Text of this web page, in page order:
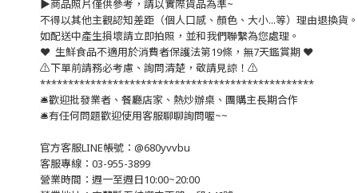
▶️商品照片僅供參考，請以實際貨品為準~
不得以其他主觀認知差距（個人口感、顏色、大小...等）理由退換貨。
如配送中產生損壞請立即拍照，並和我們聯繫為您處理。
❤️ 生鮮食品不適用於消費者保護法第19條，無7天鑑賞期 ❤️
⚠️下單前請務必考慮、詢問清楚，敬請見諒！⚠️
*************************************************
🛎歡迎批發業者、餐廳店家、熱炒辦桌、團購主長期合作
🛎有任何問題歡迎使用客服聊聊詢問喔~~
官方客服LINE帳號：@680yvvbu
客服專線：03-955-3899
營業時間：週一至週日10:00~20:00